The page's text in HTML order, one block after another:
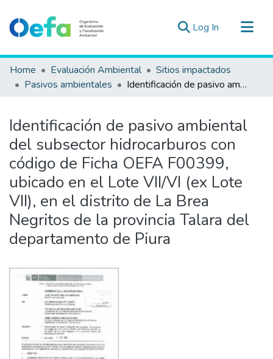
Log In (current)
Communities & Collections
All of DSpace
Estad. Externas
Guias ▾
Home Evaluación Ambiental
Sitios impactados
Pasivos ambientales
Identificación de pasivo ambiental del subsector hidrocarburos con código de Ficha OEFA F00399, ubicado en el Lote VII/VI (ex Lote VII), en el distrito de La Brea Negritos de la provincia Talara del departamento de Piura
Identificación de pasivo ambiental
del subsector hidrocarburos con
código de Ficha OEFA F00399,
ubicado en el Lote VII/VI (ex Lote
VII), en el distrito de La Brea
Negritos de la provincia Talara del
departamento de Piura